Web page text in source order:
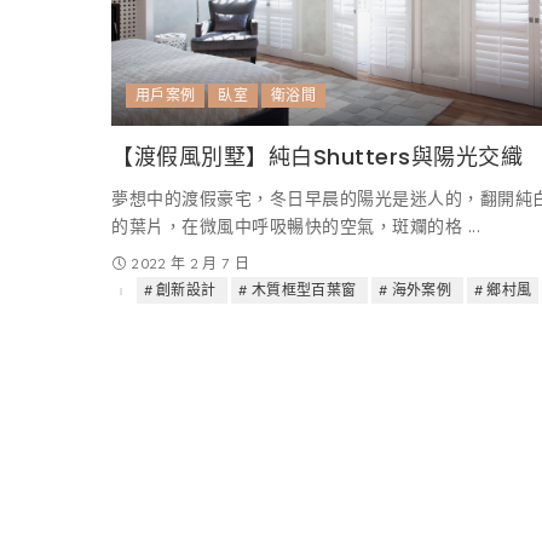
用戶案例 臥室 衛浴間
【渡假風別墅】純白Shutters與陽光交織
夢想中的渡假豪宅，冬日早晨的陽光是迷人的，翻開純
的葉片，在微風中呼吸暢快的空氣，斑斕的格 ...
2022 年 2 月 7 日
創新設計
木質框型百葉窗 海外案例 鄉村風